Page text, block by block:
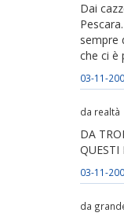
Dai
sempre
che ci è
03-11-
da realtà
DA
QUESTI
03-11-
da